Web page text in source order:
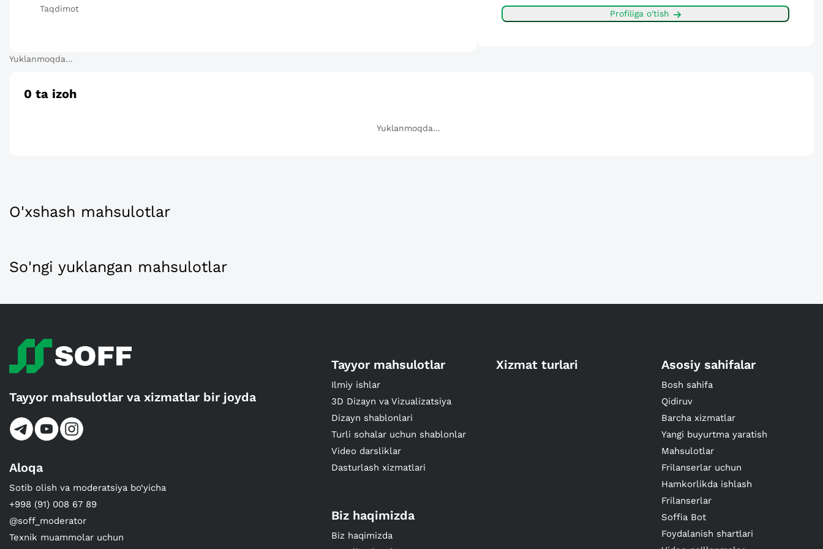
Taqdimot Profiliga o'tish
Yuklanmoqda...
0 ta izoh
Yuklanmoqda...
O'xshash mahsulotlar
So'ngi yuklangan mahsulotlar
Tayyor mahsulotlar va xizmatlar bir joyda
Aloqa
Sotib olish va moderatsiya bo‘yicha
+998 (91) 008 67 89
@soff_moderator
Texnik muammolar uchun
Tayyor mahsulotlar
Ilmiy ishlar
3D Dizayn va Vizualizatsiya
Dizayn shablonlari
Turli sohalar uchun shablonlar
Video darsliklar
Dasturlash xizmatlari
Xizmat turlari Asosiy sahifalar
Bosh sahifa
Qidiruv
Barcha xizmatlar
Yangi buyurtma yaratish
Mahsulotlar
Frilanserlar uchun
Hamkorlikda ishlash
Frilanserlar
Soffia Bot
Foydalanish shartlari
Biz haqimizda
Biz haqimizda